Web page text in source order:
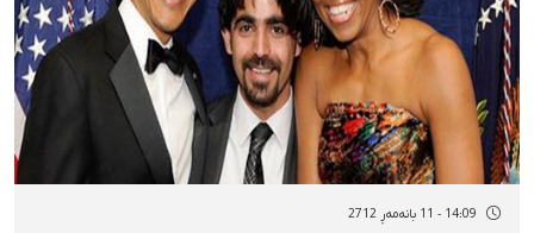
14:09 - 11 بانەمەڕ 2712